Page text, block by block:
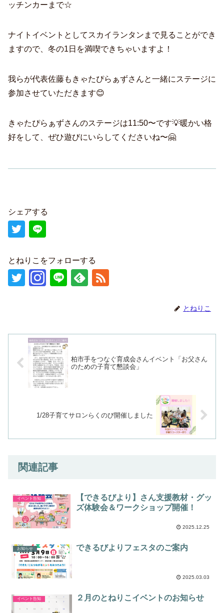
ッチンカーまで☆
ナイトイベントとしてスカイランタンまで見ることができ
ますので、冬の1日を満喫できちゃいますよ！
我らが代表佐藤もきゃたぴらぁずさんと一緒にステージに
参加させていただきます😊
きゃたぴらぁずさんのステージは11:50〜です💡暖かい格
好をして、ぜひ遊びにいらしてくださいね〜🤗
シェアする
とねりこをフォローする
とねりこ
柏市手をつなぐ育成会さんイベント「お父さん
のための子育て懇談会」
1/28子育てサロンらくのび開催しました
関連記事
イベント告知
【できるびより】さん支援教材・グッ
ズ体験会＆ワークショップ開催！​
2025.12.25
お知らせ できるびよりフェスタのご案内
2025.03.03
イベント告知 ２月のとねりこイベントのお知らせ